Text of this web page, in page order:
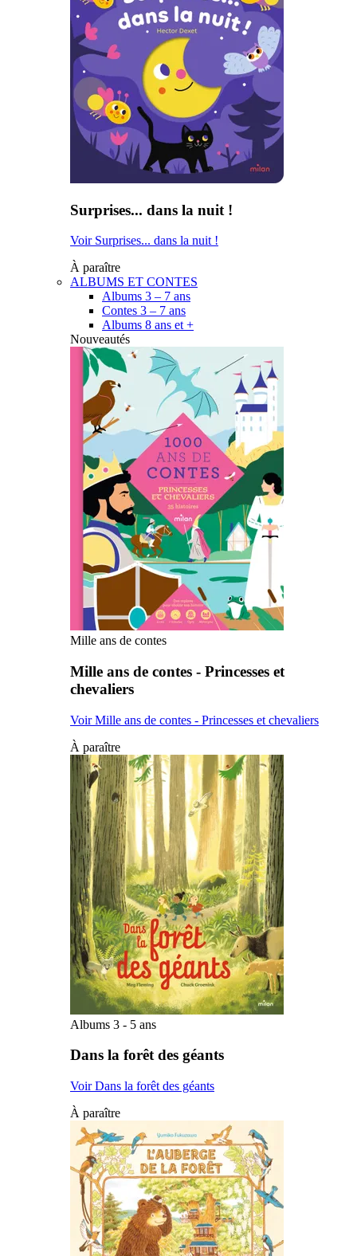
Surprises... dans la nuit !
Voir Surprises... dans la nuit !
À paraître
ALBUMS ET CONTES
Albums 3 – 7 ans
Contes 3 – 7 ans
Albums 8 ans et +
Nouveautés
Mille ans de contes
Mille ans de contes - Princesses et
chevaliers
Voir Mille ans de contes - Princesses et chevaliers
À paraître
Albums 3 - 5 ans
Dans la forêt des géants
Voir Dans la forêt des géants
À paraître